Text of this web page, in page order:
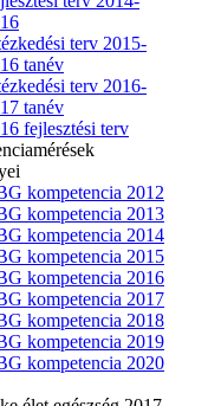
terv 2015-
tanév
terv 2016-
tanév
fejlesztési terv
kompetencia 2012
kompetencia 2013
kompetencia 2014
kompetencia 2015
kompetencia 2016
kompetencia 2017
kompetencia 2018
kompetencia 2019
kompetencia 2020